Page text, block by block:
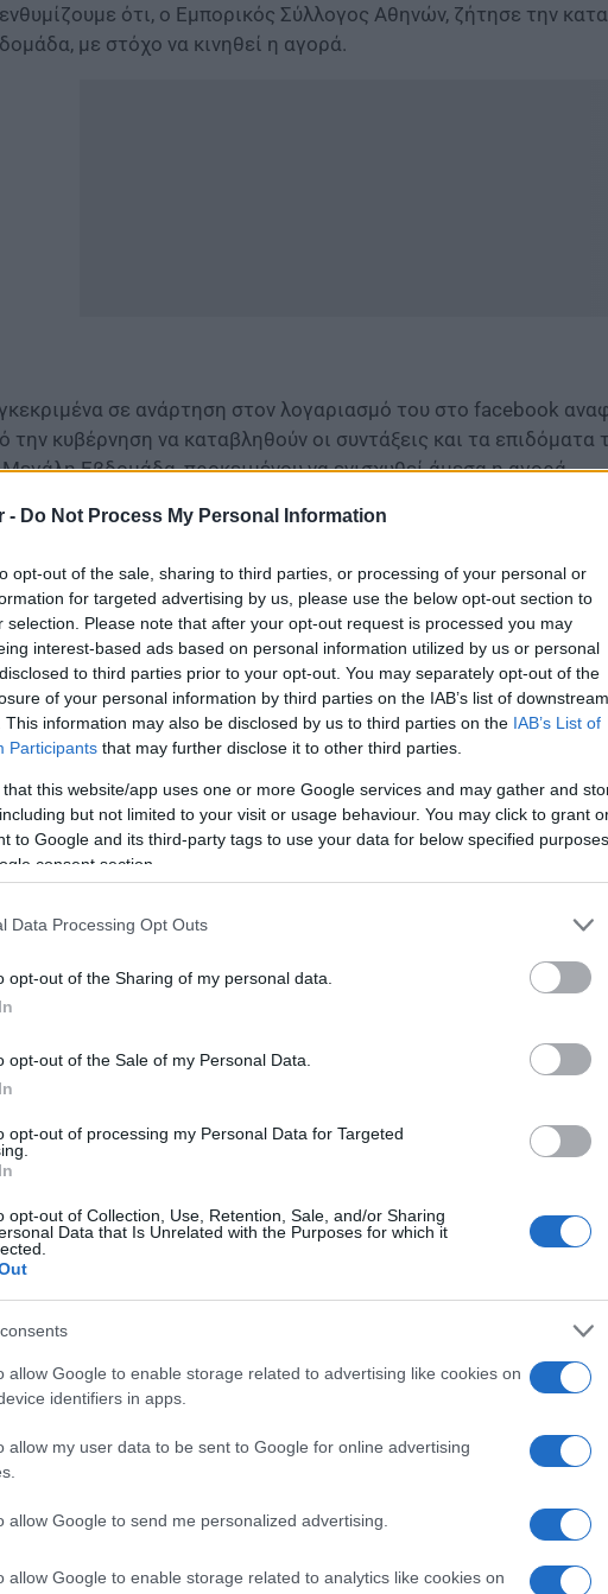
- Do Not Process My Personal Information
opt-out of the sale, sharing to third parties, or processing of your personal or
for targeted advertising by us, please use the below opt-out section to
selection. Please note that after your opt-out request is processed you may
interest-based ads based on personal information utilized by us or personal
to third parties prior to your opt-out. You may separately opt-out of the
of your personal information by third parties on the IAB’s list of downstream
This information may also be disclosed by us to third parties on the IAB’s List of
Participants that may further disclose it to other third parties.
that this website/app uses one or more Google services and may gather and
but not limited to your visit or usage behaviour. You may click to grant
to Google and its third-party tags to use your data for below specified purposes
consent section.
Data Processing Opt Outs
opt-out of the Sharing of my personal data.
opt-out of the Sale of my Personal Data.
opt-out of processing my Personal Data for Targeted
opt-out of Collection, Use, Retention, Sale, and/or Sharing
Data that Is Unrelated with the Purposes for which it
allow Google to enable storage related to advertising like cookies on
identifiers in apps.
allow my user data to be sent to Google for online advertising
allow Google to send me personalized advertising.
allow Google to enable storage related to analytics like cookies on
ότι, ο Εμπορικός Σύλλογος Αθηνών, ζήτησε την
με στόχο να κινηθεί η αγορά.
σε ανάρτηση στον λογαριασμό του στο facebook
την κυβέρνηση να καταβληθούν οι συντάξεις και τα επιδόματα
Εβδομάδα, προκειμένου να ενισχυθεί άμεσα η αγορά.
επίσηςΣυντάξεις Μαΐου 2025: Τι θα γίνει τελικά με τις
τα δώρα που θα προσφέρουν οι παππούδες και οι
δώρα ενόψει των εορτών, αναμένεται να δώσουν μια σημαντική
βρίσκονται σε εξαιρετικά δύσκολη θέση.
καταβολή των χρημάτων θα ενισχύσει την κατανάλωση
του ΕΦΚΑ Αλέξανδρος Βαρβέρης, απάντησε σήμερα